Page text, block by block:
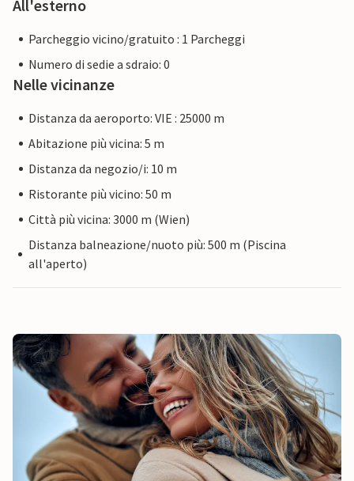
All'esterno
Parcheggio vicino/gratuito : 1 Parcheggi
Numero di sedie a sdraio: 0
Nelle vicinanze
Distanza da aeroporto: VIE : 25000 m
Abitazione più vicina: 5 m
Distanza da negozio/i: 10 m
Ristorante più vicino: 50 m
Città più vicina: 3000 m (Wien)
Distanza balneazione/nuoto più: 500 m (Piscina
all'aperto)